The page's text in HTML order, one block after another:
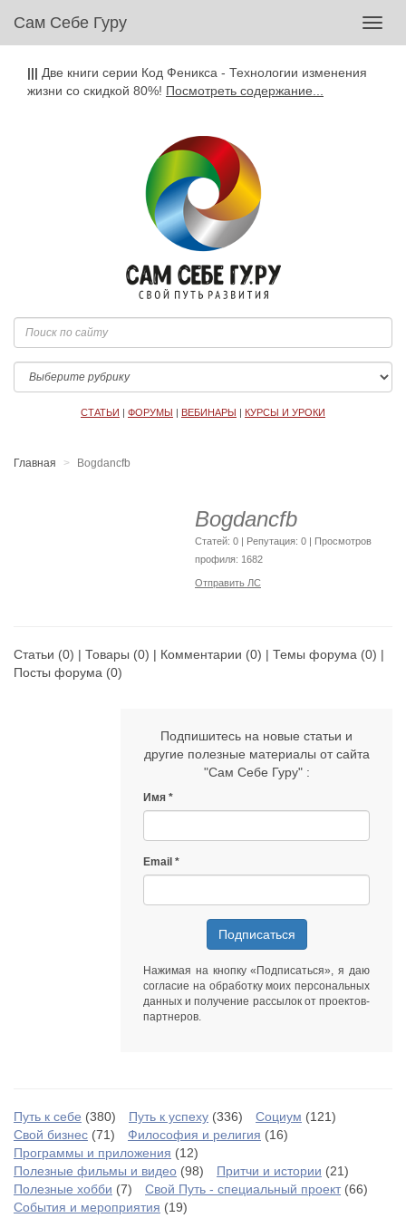
Сам Себе Гуру
||| Две книги серии Код Феникса - Технологии изменения
жизни со скидкой 80%! Посмотреть содержание...
СТАТЬИ | ФОРУМЫ | ВЕБИНАРЫ | КУРСЫ И УРОКИ
Главная Bogdancfb
Bogdancfb
Cтатей: 0 | Репутация: 0 | Просмотров
профиля: 1682
Отправить ЛС
Статьи (0) | Товары (0) | Комментарии (0) | Темы форума (0) |
Посты форума (0)
Подпишитесь на новые статьи и
другие полезные материалы от сайта
"Сам Себе Гуру" :
Имя
Email
Подписаться
Нажимая на кнопку «Подписаться», я даю
согласие на обработку моих персональных
данных и получение рассылок от проектов-
партнеров.
Путь к себе (380) Путь к успеху (336) Социум (121)
Свой бизнес (71) Философия и религия (16)
Программы и приложения (12)
Полезные фильмы и видео (98) Притчи и истории (21)
Полезные хобби (7) Свой Путь - специальный проект(66)
События и мероприятия (19)